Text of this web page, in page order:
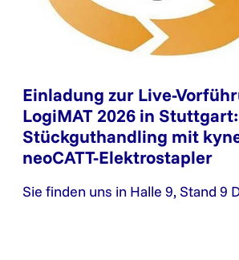
Einladung zur Live-
LogiMAT 2026 in
Stückguthandling mit
neoCATT-Elektrostapler
Sie finden uns in Halle 9, Stand 9